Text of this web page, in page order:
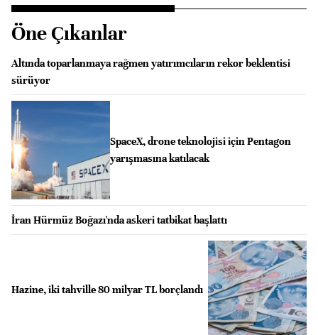
Öne Çıkanlar
Altında toparlanmaya rağmen yatırımcıların rekor beklentisi
sürüyor
SpaceX, drone teknolojisi için Pentagon
yarışmasına katılacak
İran Hürmüz Boğazı'nda askeri tatbikat başlattı
Hazine, iki tahville 80 milyar TL borçlandı